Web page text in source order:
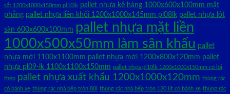
sắt 1200x1000x150mm pl10lk pallet nhựa kê hàng 1000x600x100mm mặt
phẳng pallet nhựa liền khối 1200x1000x145mm pl08lk pallet nhựa lót
sàn 600x600x100mm pallet nhựa mặt liền
1000x500x50mm làm sân khấu pallet
nhựa mới 1100x1100mm pallet nhựa mới 1200x800x120mm pallet
nhựa pl09-lk 1100x1100x150mm pallet nhựa pl10lk 1200x1000x150mm có lõi
thép pallet nhựa xuất khẩu 1200x1000x120mm thùng rác
có bánh xe thùng rác nhà bếp tròn 80l thùng rác nhà bếp tròn 120 lít có bánh xe thùng rác